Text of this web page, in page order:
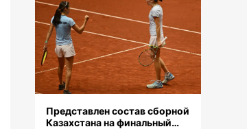
Представлен состав сборной
Казахстана на финальный